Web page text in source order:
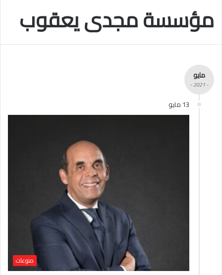
مؤسسة مجدى يعقوب
مايو
- 2021 -
13 مايو
منوعات